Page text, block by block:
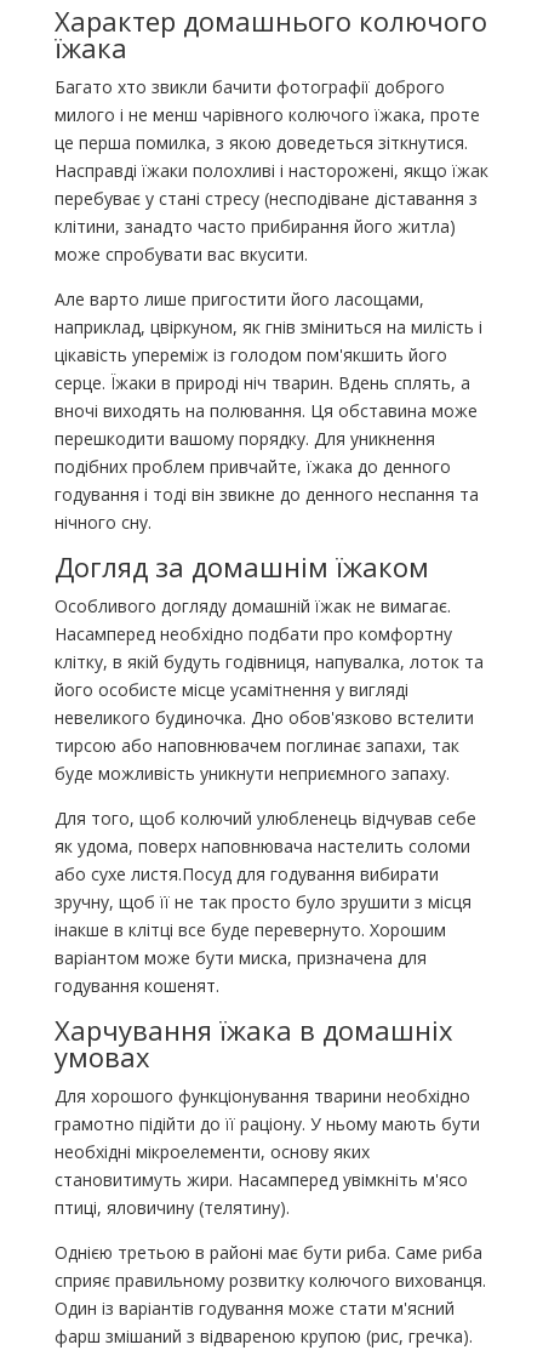
Характер домашнього колючого
їжака
Багато хто звикли бачити фотографії доброго
милого і не менш чарівного колючого їжака, проте
це перша помилка, з якою доведеться зіткнутися.
Насправді їжаки полохливі і насторожені, якщо їжак
перебуває у стані стресу (несподіване діставання з
клітини, занадто часто прибирання його житла)
може спробувати вас вкусити.
Але варто лише пригостити його ласощами,
наприклад, цвіркуном, як гнів зміниться на милість і
цікавість упереміж із голодом пом'якшить його
серце. Їжаки в природі ніч тварин. Вдень сплять, а
вночі виходять на полювання. Ця обставина може
перешкодити вашому порядку. Для уникнення
подібних проблем привчайте, їжака до денного
годування і тоді він звикне до денного неспання та
нічного сну.
Догляд за домашнім їжаком
Особливого догляду домашній їжак не вимагає.
Насамперед необхідно подбати про комфортну
клітку, в якій будуть годівниця, напувалка, лоток та
його особисте місце усамітнення у вигляді
невеликого будиночка. Дно обов'язково встелити
тирсою або наповнювачем поглинає запахи, так
буде можливість уникнути неприємного запаху.
Для того, щоб колючий улюбленець відчував себе
як удома, поверх наповнювача настелить соломи
або сухе листя.Посуд для годування вибирати
зручну, щоб її не так просто було зрушити з місця
інакше в клітці все буде перевернуто. Хорошим
варіантом може бути миска, призначена для
годування кошенят.
Харчування їжака в домашніх
умовах
Для хорошого функціонування тварини необхідно
грамотно підійти до її раціону. У ньому мають бути
необхідні мікроелементи, основу яких
становитимуть жири. Насамперед увімкніть м'ясо
птиці, яловичину (телятину).
Однією третьою в районі має бути риба. Саме риба
сприяє правильному розвитку колючого вихованця.
Один із варіантів годування може стати м'ясний
фарш змішаний з відвареною крупою (рис, гречка).